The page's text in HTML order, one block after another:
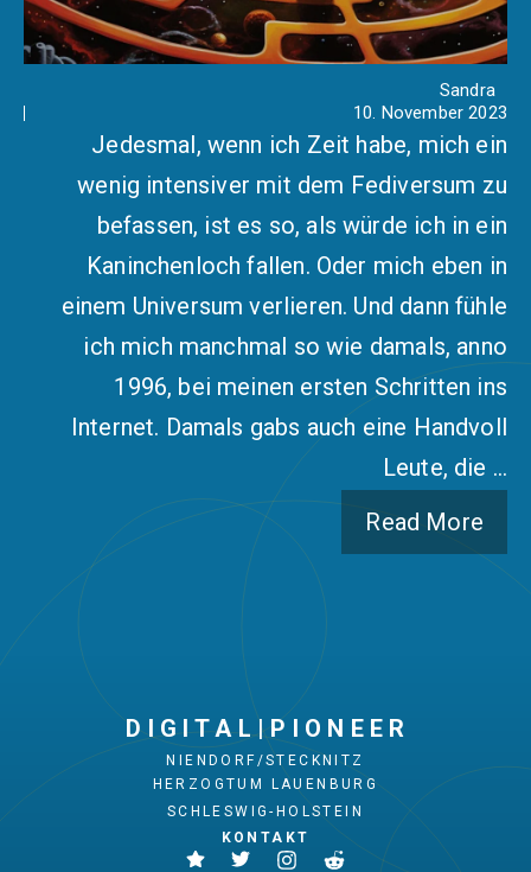
Sandra
10. November 2023
Jedesmal, wenn ich Zeit habe, mich ein
wenig intensiver mit dem Fediversum zu
befassen, ist es so, als würde ich in ein
Kaninchenloch fallen. Oder mich eben in
einem Universum verlieren. Und dann fühle
ich mich manchmal so wie damals, anno
1996, bei meinen ersten Schritten ins
Internet. Damals gabs auch eine Handvoll
Leute, die …
Read More
D I G I T A L | P I O N E E R
NIENDORF/STECKNITZ
HERZOGTUM LAUENBURG
SCHLESWIG-HOLSTEIN
KONTAKT